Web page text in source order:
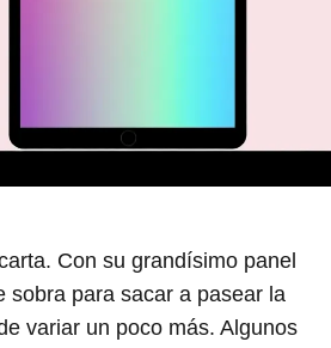
Con su grandísimo panel
sobra para sacar a pasear la
variar un poco más. Algunos